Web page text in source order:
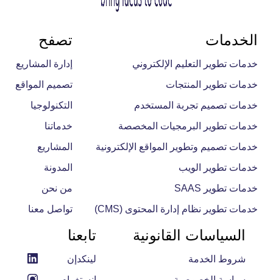
الخدمات
خدمات تطوير التعليم الإلكتروني
خدمات تطوير المنتجات
خدمات تصميم تجربة المستخدم
خدمات تطوير البرمجيات المخصصة
خدمات تصميم وتطوير المواقع الإلكترونية
خدمات تطوير الويب
خدمات تطوير SAAS
خدمات تطوير نظام إدارة المحتوى (CMS)
تصفح
إدارة المشاريع
تصميم المواقع
التكنولوجيا
خدماتنا
المشاريع
المدونة
من نحن
تواصل معنا
السياسات القانونية
شروط الخدمة
تابعنا
لينكدإن